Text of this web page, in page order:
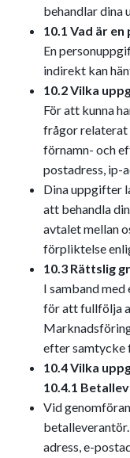
behandlar dina
10.1 Vad är
En
indirekt kan
10.2 Vilka
För att kunna
frågor relaterat
förnamn- och
postadress, ip-
Dina uppgifter
att behandla
avtalet mellan
förpliktelse
10.3 Rättslig
I samband
för att fullfölja
efter samtycke
10.4 Vilka
10.4.1
Vid
adress, e-